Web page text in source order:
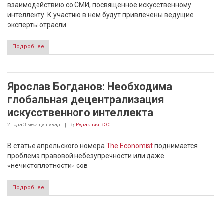
взаимодействию со СМИ, посвященное искусственному
интеллекту. К участию в нем будут привлечены ведущие
эксперты отрасли.
Подробнее
Ярослав Богданов: Необходима
глобальная децентрализация
искусственного интеллекта
2 года 3 месяца назад By Редакция ВЭС
В статье апрельского номера The Economistподнимается
проблема правовой небезупречности или даже
«нечистоплотности» сов
Подробнее